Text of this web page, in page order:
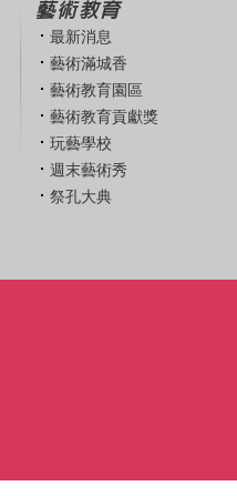
藝術教育
最新消息
藝術滿城香
藝術教育園區
藝術教育貢獻獎
玩藝學校
週末藝術秀
祭孔大典